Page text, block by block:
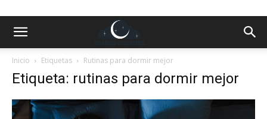
Inicio Etiquetas Rutinas para dormir mejor
Etiqueta: rutinas para dormir mejor